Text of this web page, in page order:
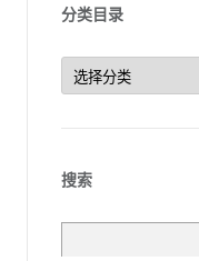
分类目录
分
类
目
搜索